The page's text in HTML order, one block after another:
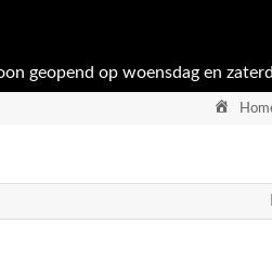
geopend op woensdag en